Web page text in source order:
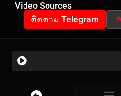
Video Sources
ติดตาม Telegram